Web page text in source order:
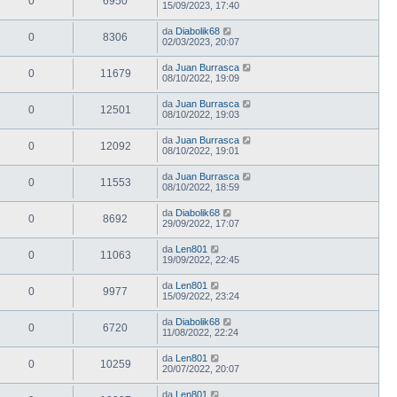
15/09/2023, 17:40
0 8306 da Diabolik68
02/03/2023, 20:07
0 11679 da Juan Burrasca
08/10/2022, 19:09
0 12501 da Juan Burrasca
08/10/2022, 19:03
0 12092 da Juan Burrasca
08/10/2022, 19:01
0 11553 da Juan Burrasca
08/10/2022, 18:59
0 8692 da Diabolik68
29/09/2022, 17:07
0 11063 da Len801
19/09/2022, 22:45
0 9977 da Len801
15/09/2022, 23:24
0 6720 da Diabolik68
11/08/2022, 22:24
0 10259 da Len801
20/07/2022, 20:07
da Len801